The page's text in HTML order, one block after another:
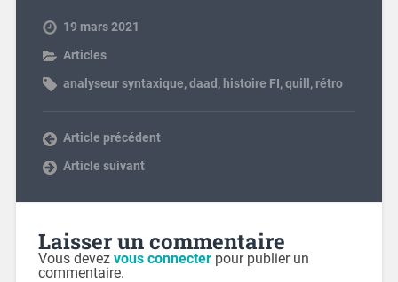
19 mars 2021
Articles
analyseur syntaxique,daad , histoire FI,quill , rétro
Article précédent
Article suivant
Laisser un commentaire
Vous devez vous connecterpour publier un
commentaire.